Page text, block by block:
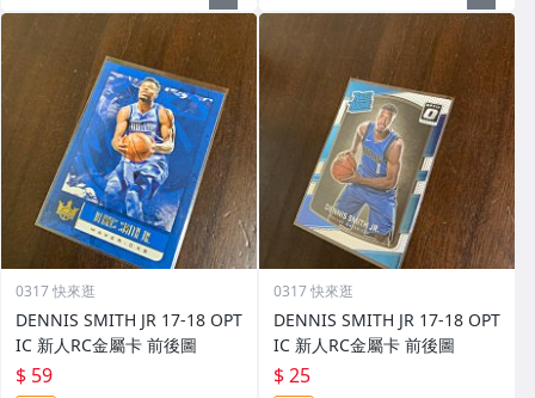
0317 快來逛
DENNIS SMITH JR 17-18 OPT
IC 新人RC金屬卡 前後圖
$ 59
0317 快來逛
DENNIS SMITH JR 17-18 OPT
IC 新人RC金屬卡 前後圖
$ 25